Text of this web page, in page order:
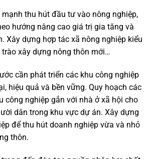
thu hút đầu tư vào nông nghiệp,
hướng nâng cao giá trị gia tăng và
Xây dựng hợp tác xã nông nghiệp kiểu
xây dựng nông thôn mới…
cần phát triển các khu công nghiệp
hiệu quả và bền vững. Quy hoạch các
công nghiệp gắn với nhà ở xã hội cho
dân trong khu vực dự án. Xây dựng
để thu hút doanh nghiệp vừa và nhỏ
thôn.